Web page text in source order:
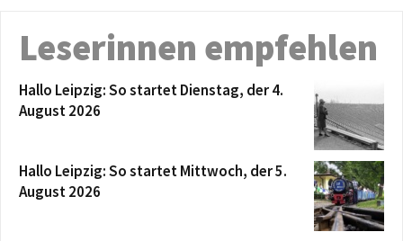
Leserinnen empfehlen
Hallo Leipzig: So startet Dienstag, der 4.
August 2026
Hallo Leipzig: So startet Mittwoch, der 5.
August 2026